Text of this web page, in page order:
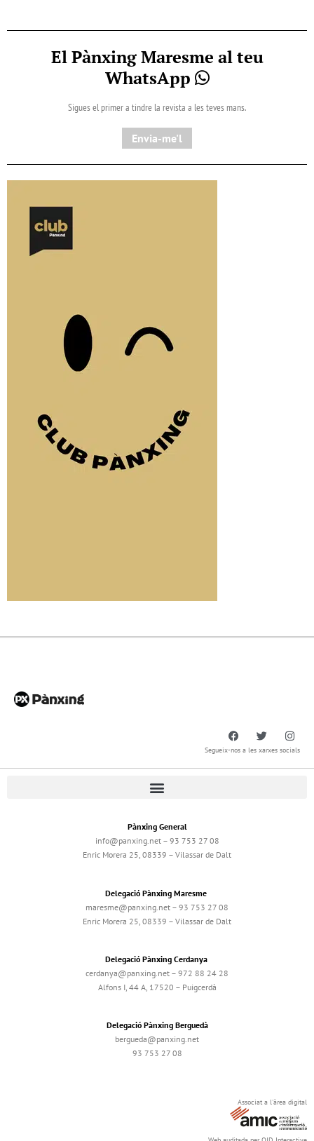
El Pànxing Maresme al teu
WhatsApp
Sigues el primer a tindre la revista a les teves mans.
Envia-me'l
Segueix-nos a les xarxes socials
Pànxing General
info@panxing.net – 93 753 27 08
Enric Morera 25, 08339 – Vilassar de Dalt
Delegació Pànxing Maresme
maresme@panxing.net – 93 753 27 08
Enric Morera 25, 08339 – Vilassar de Dalt
Delegació Pànxing Cerdanya
cerdanya@panxing.net – 972 88 24 28
Alfons I, 44 A, 17520 – Puigcerdà
Delegació Pànxing Berguedà
bergueda@panxing.net
93 753 27 08
Associat a l'àrea digital